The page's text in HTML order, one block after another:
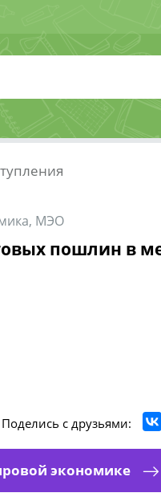
МЭО
пошлин в
Поделись с друзьями:
экономике